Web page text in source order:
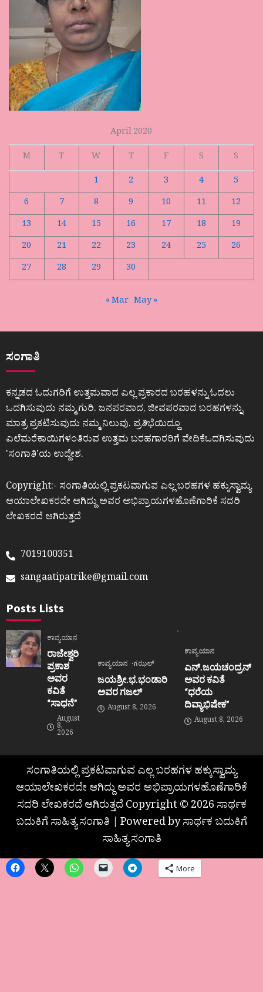
April 2020
M
T W T F S
S
1
2 3 4
5
6
7 8 9 10 11
12
13
14 15 16 17 18
19
20
21 22 23 24 25
26
27
28 29 30
« Mar May »
ಸಂಗಾತಿ
ಕನ್ನಡದ ಓದುಗರಿಗೆ ಉತ್ತಮವಾದ ಎಲ್ಲ ಪ್ರಕಾರದ ಬರಹಳನ್ನು ಓದಲು
ಒದಗಿಸುವುದು ನಮ್ಮ ಗುರಿ. ಜನಪರವಾದ, ಜೀವಪರವಾದ ಬರಹಗಳನ್ನು
ಮಾತ್ರ ಪ್ರಕಟಿಸುವುದು ನಮ್ಮ ನಿಲುವು. ಪ್ರತಿಭೆಯಿದ್ದೂ
ಎಲೆಮರೆಕಾಯಿಗಳಂತಿರುವ ಉತ್ತಮ ಬರಹಗಾರರಿಗೆ ವೇದಿಕೆಒದಗಿಸುವುದು
ʼಸಂಗಾತಿʼಯ ಉದ್ದೇಶ.
Copyright:- ಸಂಗಾತಿಯಲ್ಲಿ ಪ್ರಕಟವಾಗುವ ಎಲ್ಲ ಬರಹಗಳ ಹಕ್ಕುಸ್ವಾಮ್ಯ
ಆಯಾಲೇಖಕರದೇ ಆಗಿದ್ದು ಅವರ ಅಭಿಪ್ರಾಯಗಳಹೊಣೆಗಾರಿಕೆ ಸದರಿ
ಲೇಖಕರದೆ ಆಗಿರುತ್ತದೆ
7019100351
sangaatipatrike@gmail.com
Posts Lists
ಕಾವ್ಯಯಾನ
ರಾಜೇಶ್ವರಿ
ಪ್ರಕಾಶ
ಅವರ
ಕವಿತೆ
“ಸಾಧನೆ”
August
8,
2026
ಕಾವ್ಯಯಾನ ಗಝಲ್
ಜಯಶ್ರೀ.ಭ.ಭಂಡಾರಿ
ಅವರ ಗಜಲ್
August 8, 2026
ಕಾವ್ಯಯಾನ
ಎನ್.ಜಯಚಂದ್ರನ್
ಅವರ ಕವಿತೆ
“ಧರೆಯ
ದಿವ್ಯಾಭಿಷೇಕ”
August 8, 2026
ಸಂಗಾತಿಯಲ್ಲಿ ಪ್ರಕಟವಾಗುವ ಎಲ್ಲ ಬರಹಗಳ ಹಕ್ಕುಸ್ವಾಮ್ಯ
ಆಯಾಲೇಖಕರದೇ ಆಗಿದ್ದು ಅವರ ಅಭಿಪ್ರಾಯಗಳಹೊಣೆಗಾರಿಕೆ
ಸದರಿ ಲೇಖಕರದೆ ಆಗಿರುತ್ತದೆ Copyright © 2026 ಸಾರ್ಥಕ
ಬದುಕಿಗೆ ಸಾಹಿತ್ಯ ಸಂಗಾತಿ | Powered by ಸಾರ್ಥಕ ಬದುಕಿಗೆ
ಸಾಹಿತ್ಯ ಸಂಗಾತಿ
More